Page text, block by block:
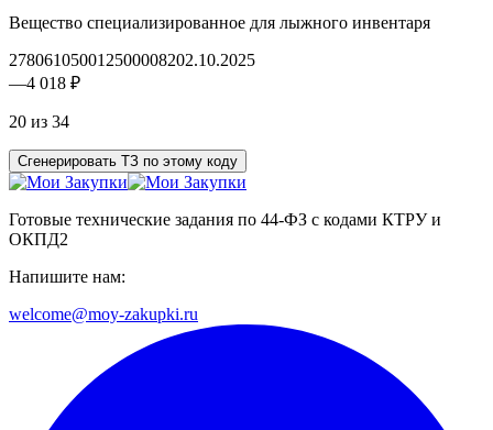
Вещество специализированное для лыжного инвентаря
278061050012500008202.10.2025
—4 018 ₽
20 из 34
Сгенерировать ТЗ по этому коду
Готовые технические задания по 44-ФЗ с кодами КТРУ и
ОКПД2
Напишите нам:
welcome@moy-zakupki.ru